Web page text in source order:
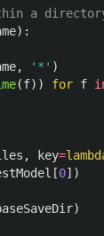
):
, ' * ' )
(f)) for f
, key=
[0])
)